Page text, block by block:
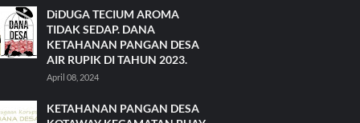
DiDUGA TECIUM AROMA
TIDAK SEDAP. DANA
KETAHANAN PANGAN DESA
AIR RUPIK DI TAHUN 2023.
April 08, 2024
KETAHANAN PANGAN DESA